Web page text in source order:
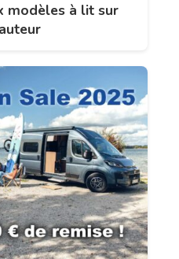
modèles à lit sur